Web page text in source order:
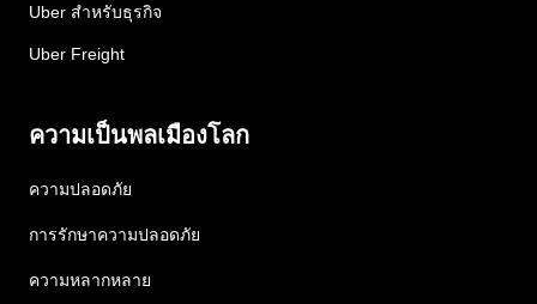
Uber สำหรับธุรกิจ
Uber Freight
ความเป็นพลเมืองโลก
ความปลอดภัย
การรักษาความปลอดภัย
ความหลากหลาย